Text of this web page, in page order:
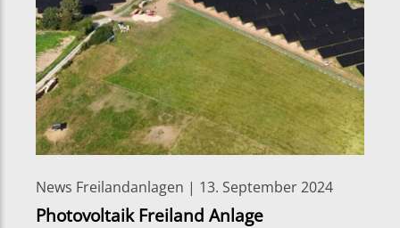
News Freilandanlagen | 13. September 2024
Photovoltaik Freiland Anlage